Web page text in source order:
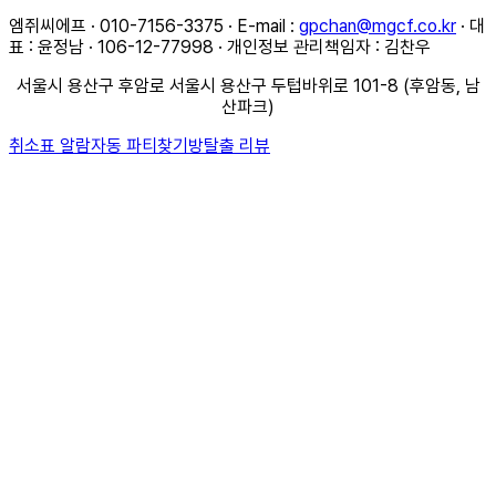
엠쥐씨에프 · 010-7156-3375 · E-mail : gpchan@mgcf.co.kr · 대
표 : 윤정남 · 106-12-77998 · 개인정보 관리책임자 : 김찬우
서울시 용산구 후암로 서울시 용산구 두텁바위로 101-8 (후암동, 남
산파크)
취소표 알람자동 파티찾기 방탈출 리뷰